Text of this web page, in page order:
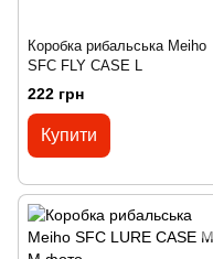
Коробка рибальська Meiho
SFC FLY CASE L
222 грн
Купити